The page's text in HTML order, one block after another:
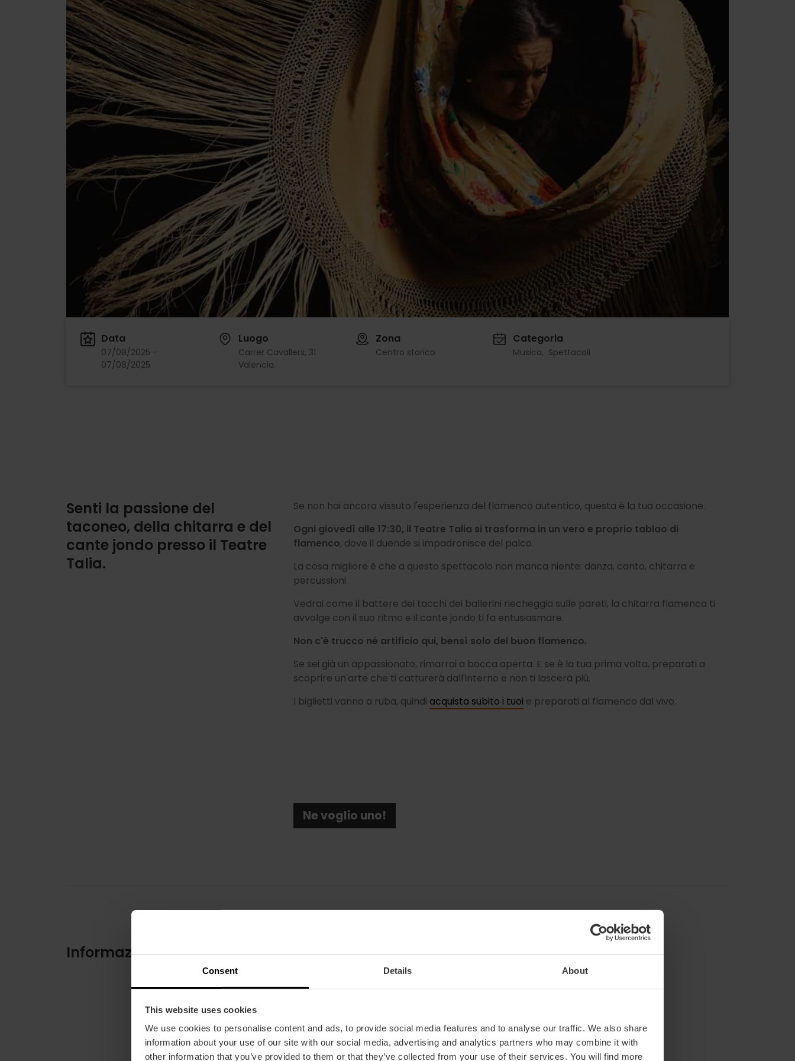
Consent Details About
This website uses cookies
We use cookies to personalise content and ads, to provide social media features and to analyse our traffic. We also share
information about your use of our site with our social media, advertising and analytics partners who may combine it with
other information that you’ve provided to them or that they’ve collected from your use of their services. You will find more
Data
07/08/2025 -
07/08/2025
Luogo
Carrer Cavallers, 31.
Valencia.
Zona
Centro storico
Categoria
Musica Spettacoli
Senti la passione del
taconeo, della chitarra e del
cante jondo presso il Teatre
Talia.
Se non hai ancora vissuto l'esperienza del flamenco autentico, questa è la tua occasione.
Ogni giovedì alle 17:30, il Teatre Talia si trasforma in un vero e proprio tablao di
flamenco, dove il duende si impadronisce del palco.
La cosa migliore è che a questo spettacolo non manca niente: danza, canto, chitarra e
percussioni.
Vedrai come il battere dei tacchi dei ballerini riecheggia sulle pareti, la chitarra flamenca ti
avvolge con il suo ritmo e il cante jondo ti fa entusiasmare.
Non c'è trucco né artificio qui, bensì solo del buon flamenco.
Se sei già un appassionato, rimarrai a bocca aperta. E se è la tua prima volta, preparati a
scoprire un'arte che ti catturerà dall'interno e non ti lascerà più.
I biglietti vanno a ruba, quindi acquista subito i tuoi e preparati al flamenco dal vivo.
Ne voglio uno!
Informazioni pratiche
07/08/2025 - 07/08/2025
A partire da 18 €.